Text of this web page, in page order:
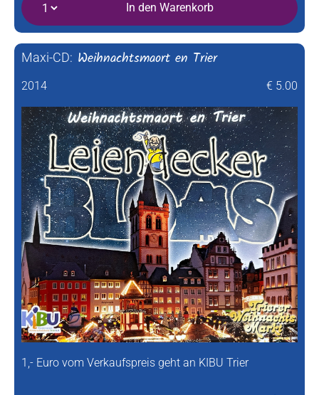
In den Warenkorb
Maxi-CD: Weihnachtsmaort en Trier
2014 € 5.00
1,- Euro vom Verkaufspreis geht an KIBU Trier